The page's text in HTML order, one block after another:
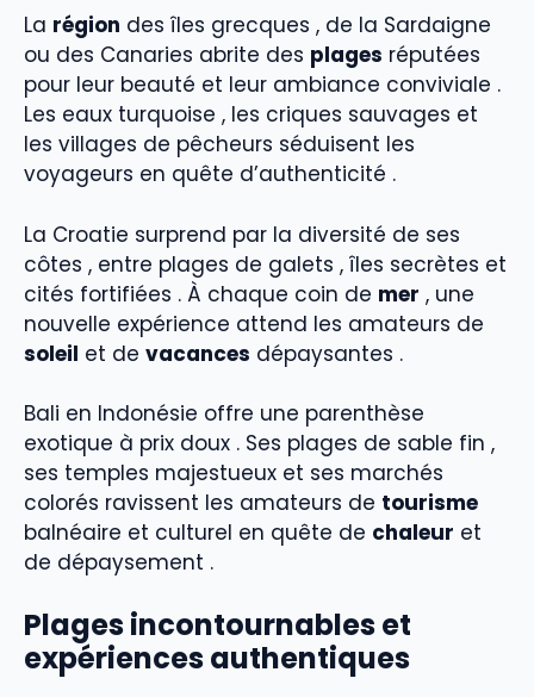
La région des îles grecques , de la Sardaigne
ou des Canaries abrite des plages réputées
pour leur beauté et leur ambiance conviviale .
Les eaux turquoise , les criques sauvages et
les villages de pêcheurs séduisent les
voyageurs en quête d’authenticité .
La Croatie surprend par la diversité de ses
côtes , entre plages de galets , îles secrètes et
cités fortifiées . À chaque coin de mer , une
nouvelle expérience attend les amateurs de
soleil et de vacances dépaysantes .
Bali en Indonésie offre une parenthèse
exotique à prix doux . Ses plages de sable fin ,
ses temples majestueux et ses marchés
colorés ravissent les amateurs de tourisme
balnéaire et culturel en quête de chaleur et
de dépaysement .
Plages incontournables et
expériences authentiques